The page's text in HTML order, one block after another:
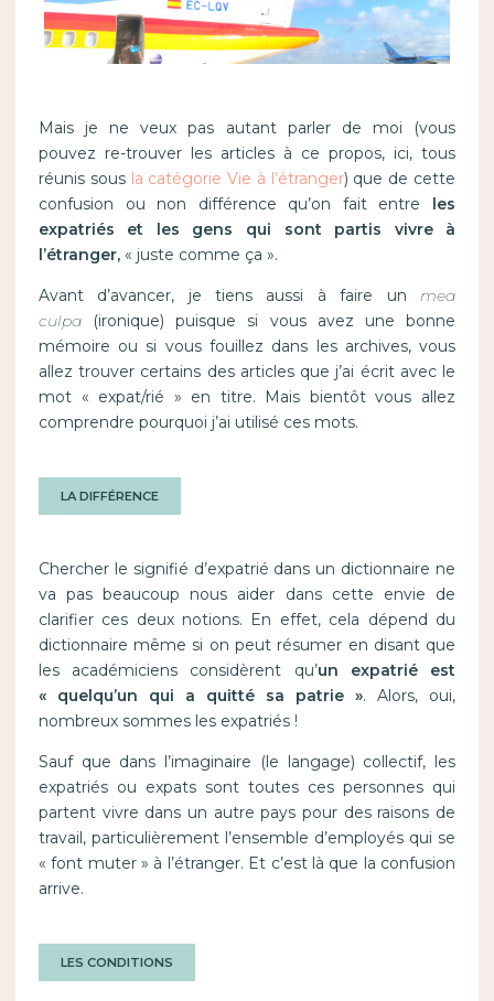
Mais je ne veux pas autant parler de moi (vous
pouvez re-trouver les articles à ce propos, ici, tous
réunis sousla catégorie Vie à l’étranger) que de cette
confusion ou non différence qu’on fait entre
les
expatriés et les gens qui sont partis vivre à
l’étranger,« juste comme ça ».
Avant d’avancer, je tiens aussi à faire un mea
culpa
(ironique)
puisque si vous avez une bonne
mémoire ou si vous fouillez dans les archives, vous
allez trouver certains des articles que j’ai écrit avec le
mot « expat/rié » en titre. Mais bientôt vous allez
comprendre pourquoi j’ai utilisé ces mots.
LA DIFFÉRENCE
Chercher le signifié d’expatrié dans un dictionnaire ne
va pas beaucoup nous aider dans cette envie de
clarifier ces deux notions. En effet, cela dépend du
dictionnaire même si on peut résumer en disant que
les académiciens considèrent qu’un expatrié est
« quelqu’un qui a quitté sa patrie ». Alors, oui,
nombreux sommes les expatriés !
Sauf que dans l’imaginaire (le langage) collectif, les
expatriés ou expats sont toutes ces personnes qui
partent vivre dans un autre pays pour des raisons de
travail, particulièrement l’ensemble d’employés qui se
« font muter » à l’étranger. Et c’est là que la confusion
arrive.
LES CONDITIONS